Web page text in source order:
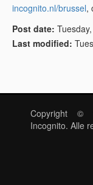
incognito.nl/brussel,
Post date:
Last modified:
Copyright ©
Incognito. Alle